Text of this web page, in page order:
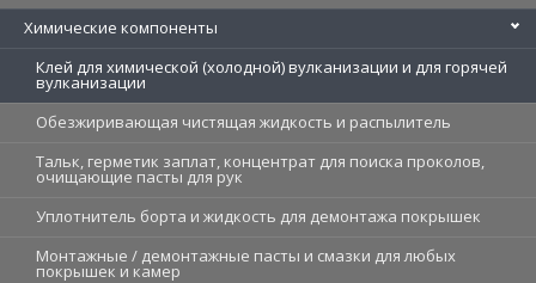
Химические компоненты
Клей для химической (холодной) вулканизации и для горячей
вулканизации
Обезжиривающая чистящая жидкость и распылитель
Тальк, герметик заплат, концентрат для поиска проколов,
очищающие пасты для рук
Уплотнитель борта и жидкость для демонтажа покрышек
Монтажные / демонтажные пасты и смазки для любых
покрышек и камер